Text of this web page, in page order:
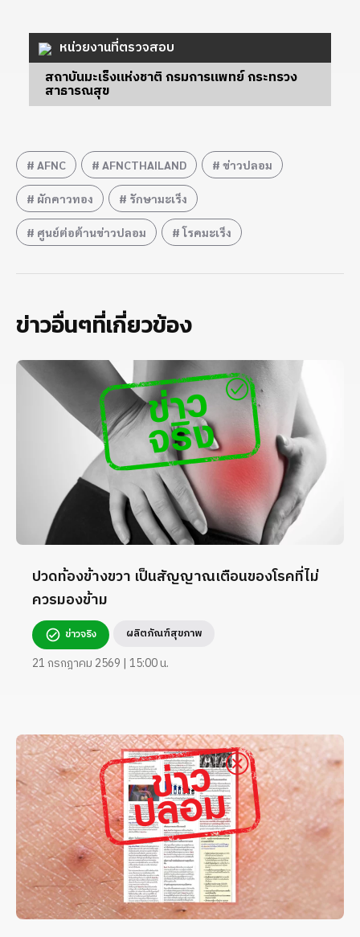
หน่วยงานที่ตรวจสอบ
สถาบันมะเร็งแห่งชาติ กรมการแพทย์ กระทรวง
สาธารณสุข
AFNC AFNCTHAILAND ข่าวปลอม
ผักคาวทอง รักษามะเร็ง
ศูนย์ต่อต้านข่าวปลอม โรคมะเร็ง
ข่าวอื่นๆที่เกี่ยวข้อง
ปวดท้องข้างขวา เป็นสัญญาณเตือนของโรคที่ไม่
ควรมองข้าม
ข่าวจริง ผลิตภัณฑ์สุขภาพ
21 กรกฎาคม 2569 | 15:00 น.